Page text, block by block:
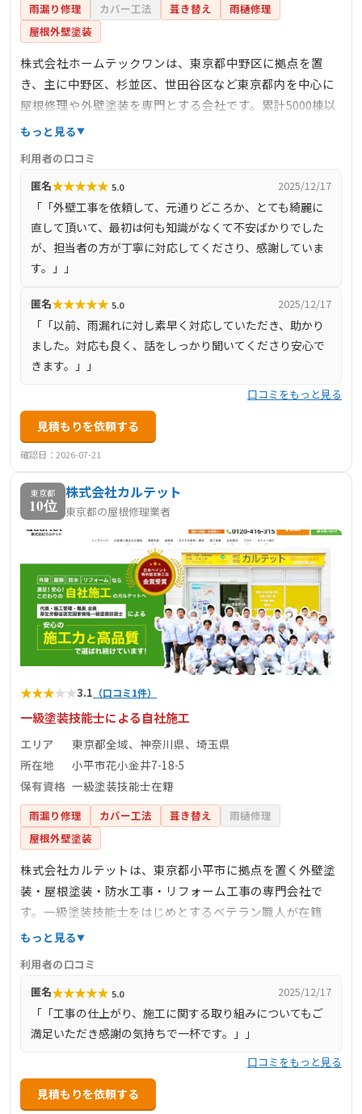
雨漏り修理 カバー工法 葺き替え
雨樋修理
屋根外壁塗装
株式会社ホームテックワンは、東京都中野区に拠点を置
き、主に中野区、杉並区、世田谷区など東京都内を中心に
屋根修理や外壁塗装を専門とする会社です。累計5000棟以
上の施工実績を持ち、建築施工管理技士や塗装技能士など
ンを排除し、低価格で高品質なサービスを提供していま
す。さらに、国土交通大臣指定のJIOリフォーム瑕疵保険や
最長15年の自社工事保証、メーカー保証のトリプル保証を
提供しており、施工後も長期にわたり安心です。
もっと見る
利用者の口コミ
匿名★★★★★ 5.0 2025/12/17
「「外壁工事を依頼して、元通りどころか、とても綺麗に
直して頂いて、最初は何も知識がなくて不安ばかりでした
が、担当者の方が丁寧に対応してくださり、感謝していま
す。」」
匿名★★★★★ 5.0 2025/12/17
「「以前、雨漏れに対し素早く対応していただき、助かり
ました。対応も良く、話をしっかり聞いてくださり安心で
きます。」」
口コミをもっと見る
見積もりを依頼する
確認日：2026-07-21
東京都
10位
株式会社カルテット
東京都の屋根修理業者
★★★★★3.1 （口コミ1件）
一級塗装技能士による自社施工
エリア
東京都全域、神奈川県、埼玉県
所在地
小平市花小金井7-18-5
保有資格 一級塗装技能士在籍
雨漏り修理 カバー工法 葺き替え
雨樋修理
屋根外壁塗装
株式会社カルテットは、東京都小平市に拠点を置く外壁塗
装・屋根塗装・防水工事・リフォーム工事の専門会社で
す。一級塗装技能士をはじめとするベテラン職人が在籍
し、完全自社施工にこだわっています。訪問診断や見積も
式サイトには多数の施工事例が掲載されており、施工の品
質や実績を確認できます。
もっと見る
利用者の口コミ
匿名★★★★★ 5.0 2025/12/17
「「工事の仕上がり、施工に関する取り組みについてもご
満足いただき感謝の気持ちで一杯です。」」
口コミをもっと見る
見積もりを依頼する